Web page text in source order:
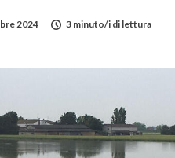
2024 3 minuto/i di lettura